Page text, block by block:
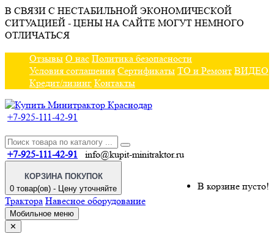
В СВЯЗИ С НЕСТАБИЛЬНОЙ ЭКОНОМИЧЕСКОЙ
СИТУАЦИЕЙ - ЦЕНЫ НА САЙТЕ МОГУТ НЕМНОГО
ОТЛИЧАТЬСЯ
Отзывы О нас Политика безопасности
Условия соглашения Сертификаты ТО и Ремонт ВИДЕО
Кредит/лизинг Контакты
+7-925-111-42-91
+7-925-111-42-91 info@kupit-minitraktor.ru
КОРЗИНА ПОКУПОК
0 товар(ов) - Цену уточняйте
В корзине пусто!
Трактора Навесное оборудование
Мобильное меню
✕